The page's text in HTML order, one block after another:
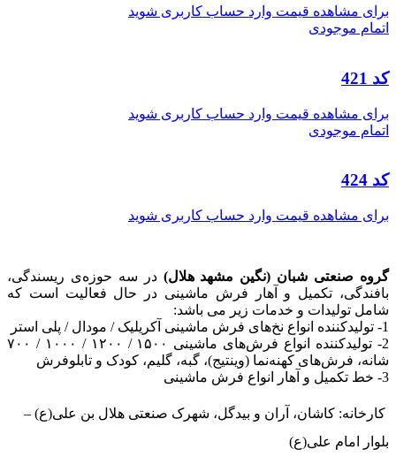
برای مشاهده قیمت وارد حساب کاربری شوید
اتمام موجودی
کد 421
برای مشاهده قیمت وارد حساب کاربری شوید
اتمام موجودی
کد 424
برای مشاهده قیمت وارد حساب کاربری شوید
گروه صنعتی شبان (نگین مشهد هلال) در سه حوزه‌ی ریسندگی،
بافندگی، تکمیل و آهار فرش ماشینی در حال فعالیت است که
شامل تولیدات و خدمات زیر می باشد:
1- تولیدکننده انواع نخ‌های فرش ماشینی آکریلیک / مودال / پلی استر
2- تولیدکننده انواع فرش‌های ماشینی ۱۵۰۰ / ۱۲۰۰ / ۱۰۰۰ / ۷۰۰
شانه، فرش‌های کهنه‌نما (وینتیج)، گبه، گلیم، کودک و تابلوفرش
3- خط تکمیل و آهار انواع فرش ماشینی
کارخانه: کاشان، آران و بیدگل، شهرک صنعتی هلال بن علی(ع) –
بلوار امام علی(ع)